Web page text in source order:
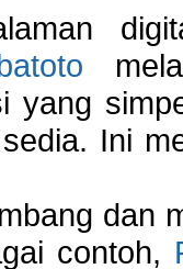
yang
Ini
dan
contoh,